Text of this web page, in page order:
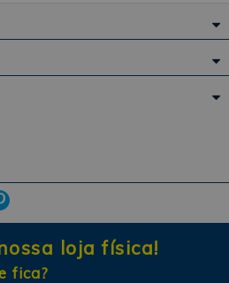
loja física!
fica?